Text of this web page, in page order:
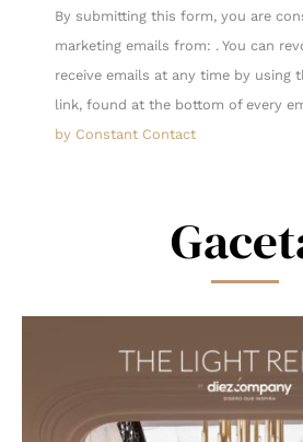
Constant
Contact
Use.
Please
leave
By submitting this form, you are
marketing emails from: . You can
receive emails at any time by using
link, found at the bottom of every
by Constant Contact